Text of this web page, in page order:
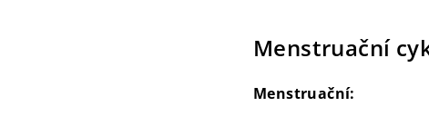
Menstruační
Menstruační: